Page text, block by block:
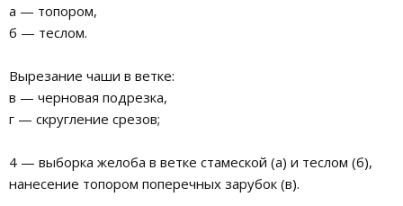
а — топором,
б — теслом.
Вырезание чаши в ветке:
в — черновая подрезка,
г — скругление срезов;
4 — выборка желоба в ветке стамеской (а) и теслом (б),
нанесение топором поперечных зарубок (в).